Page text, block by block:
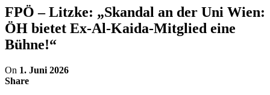
FPÖ – Litzke: „Skandal an der Uni Wien:
ÖH bietet Ex-Al-Kaida-Mitglied eine
Bühne!“
On 1. Juni 2026
Share